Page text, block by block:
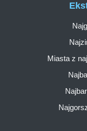
Miasta z